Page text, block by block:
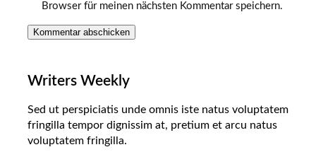
Browser für meinen nächsten Kommentar speichern.
Writers Weekly
Sed ut perspiciatis unde omnis iste natus voluptatem
fringilla tempor dignissim at, pretium et arcu natus
voluptatem fringilla.